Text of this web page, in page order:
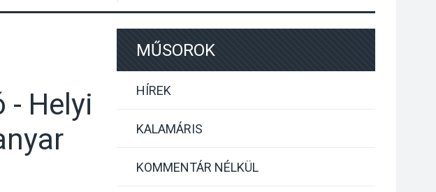
- Helyi
MŰSOROK
HÍREK
KALAMÁRIS
KOMMENTÁR NÉLKÜL